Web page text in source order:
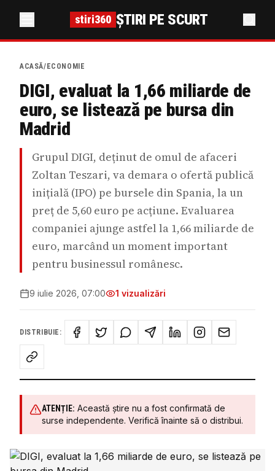
stiri360 ȘTIRI PE SCURT
ACASĂ/ ECONOMIE
DIGI, evaluat la 1,66 miliarde de
euro, se listează pe bursa din
Madrid
Grupul DIGI, deținut de omul de afaceri
Zoltan Teszari, va demara o ofertă publică
inițială (IPO) pe bursele din Spania, la un
preț de 5,60 euro pe acțiune. Evaluarea
companiei ajunge astfel la 1,66 miliarde de
euro, marcând un moment important
pentru businessul românesc.
9 iulie 2026, 07:00 1 vizualizări
DISTRIBUIE:
ATENȚIE: Această știre nu a fost confirmată de
surse independente. Verifică înainte să o distribui.